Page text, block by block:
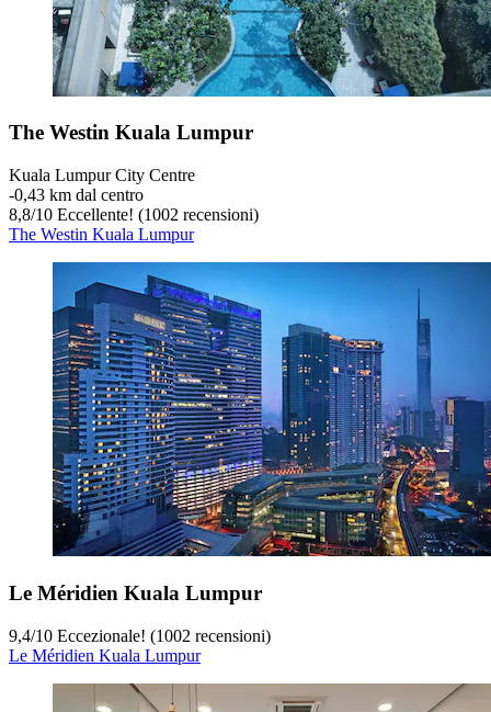
The Westin Kuala Lumpur
Kuala Lumpur City Centre
‐0,43 km dal centro
8,8/10 Eccellente! (1002 recensioni)
The Westin Kuala Lumpur
Le Méridien Kuala Lumpur
9,4/10 Eccezionale! (1002 recensioni)
Le Méridien Kuala Lumpur